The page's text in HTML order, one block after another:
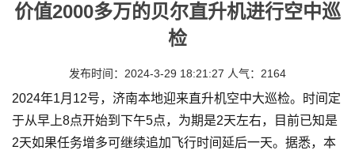
价值2000多万的贝尔直升机进行空中巡
检
发布时间：2024-3-29 18:21:27 人气：2164
2024年1月12号，济南本地迎来直升机空中大巡检。时间定
于从早上8点开始到下午5点，为期是2天左右，目前已知是
2天如果任务增多可继续追加飞行时间延后一天。据悉，本